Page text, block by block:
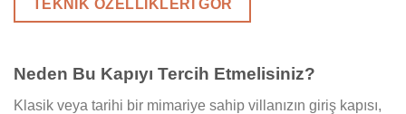
TEKNIK ÖZELLIKLERI GÖR
Neden Bu Kapıyı Tercih Etmelisiniz?
Klasik veya tarihi bir mimariye sahip villanızın giriş kapısı,